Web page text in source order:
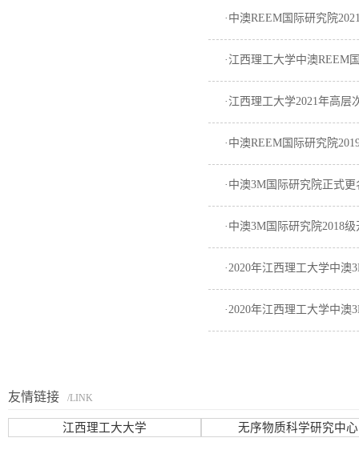
·中澳REEM国际研究院
·江西理工大学中澳REEM
·江西理工大学2021年高层
·中澳REEM国际研究院
·中澳3M国际研究院正式
·中澳3M国际研究院2018
·2020年江西理工大学中
·2020年江西理工大学中
友情链接 /LINK
江西理工大大学 无序物质科学研究中心